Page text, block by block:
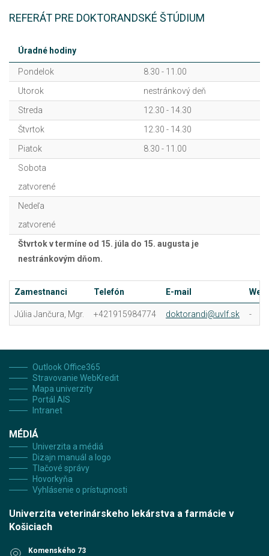
REFERÁT PRE DOKTORANDSKÉ ŠTÚDIUM
Úradné hodiny
Pondelok
8.30 - 11.00
Utorok
nestránkový deň
Streda
12.30 - 14.30
Štvrtok
12.30 - 14.30
Piatok
8.30 - 11.00
Sobota
zatvorené
Nedeľa
zatvorené
Štvrtok v termíne od 15. júla do 15. augusta je
nestránkovým dňom.
Zamestnanci Telefón E-mail Web
Júlia Jančura, Mgr. +421915984774 doktorandi@uvlf.sk -
Outlook Office365
Stravovanie WebKredit
Mapa univerzity
Portál AIS
Intranet
MÉDIÁ
Univerzita a médiá
Dizajn manuál a logo
Tlačové správy
Hovorkyňa
Vyhlásenie o prístupnosti
Univerzita veterinárskeho lekárstva a farmácie v
Košiciach
Komenského 73